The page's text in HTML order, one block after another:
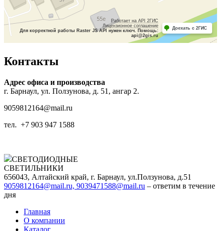
Контакты
Адрес офиса и производства
г. Барнаул, ул. Ползунова, д. 51, ангар 2.
9059812164@mail.ru
тел. +7 903 947 1588
СВЕТОДИОДНЫЕ
СВЕТИЛЬНИКИ
656043, Алтайский край, г. Барнаул, ул.Ползунова, д.51
9059812164@mail.ru, 9039471588@mail.ru – ответим в течение
дня
Главная
О компании
Каталог